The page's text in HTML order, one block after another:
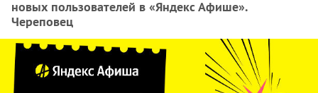
новых пользователей в «Яндекс Афише».
Череповец